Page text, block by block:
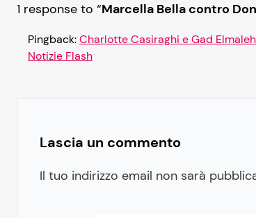
1 response to “Marcella Bella contro
Pingback:Charlotte Casiraghi e Gad
Notizie Flash
Lascia un commento
Il tuo indirizzo email non sarà